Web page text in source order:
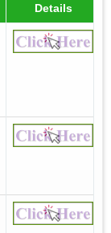
Details